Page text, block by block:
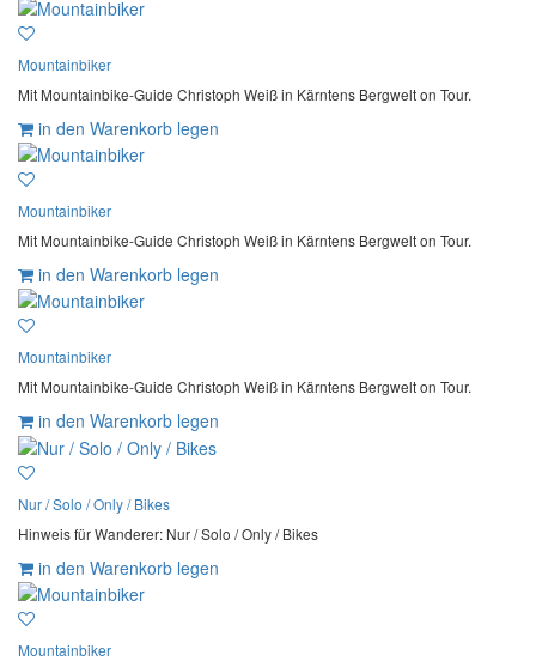
Mountainbiker
Mit Mountainbike-Guide Christoph Weiß in Kärntens Bergwelt on Tour.
in den Warenkorb legen
Mountainbiker
Mit Mountainbike-Guide Christoph Weiß in Kärntens Bergwelt on Tour.
in den Warenkorb legen
Mountainbiker
Mit Mountainbike-Guide Christoph Weiß in Kärntens Bergwelt on Tour.
in den Warenkorb legen
Nur / Solo / Only / Bikes
Hinweis für Wanderer: Nur / Solo / Only / Bikes
in den Warenkorb legen
Mountainbiker